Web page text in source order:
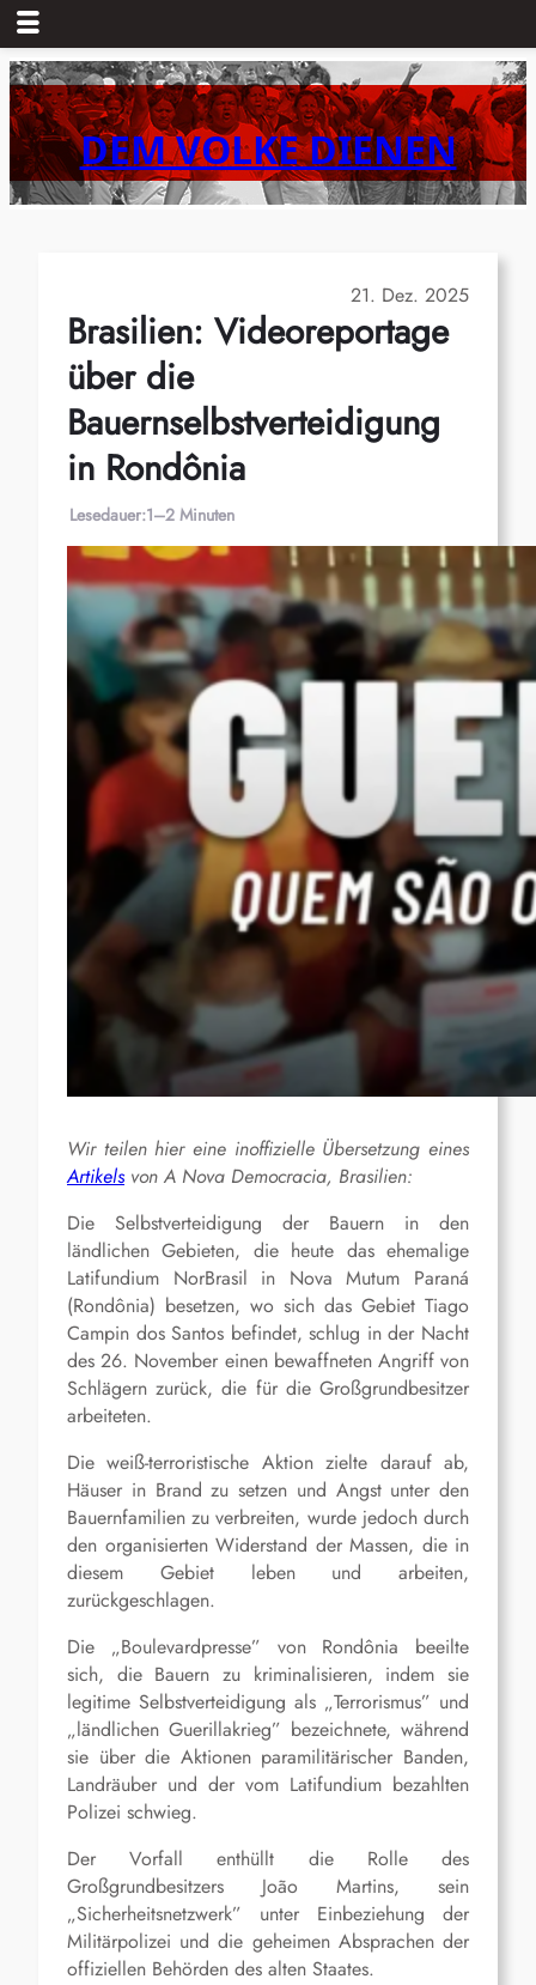
Zum
Inhalt
springenDEM VOLKE DIENEN
21. Dez. 2025
Brasilien: Videoreportage
über die
Bauernselbstverteidigung
in Rondônia
Lesedauer:1–2 Minuten
Wir teilen hier eine inoffizielle Übersetzung eines
Artikelsvon A Nova Democracia, Brasilien:
Die Selbstverteidigung der Bauern in den
ländlichen Gebieten, die heute das ehemalige
Latifundium NorBrasil in Nova Mutum Paraná
(Rondônia) besetzen, wo sich das Gebiet Tiago
Campin dos Santos befindet, schlug in der Nacht
des 26. November einen bewaffneten Angriff von
Schlägern zurück, die für die Großgrundbesitzer
arbeiteten.
Die weiß-terroristische Aktion zielte darauf ab,
Häuser in Brand zu setzen und Angst unter den
Bauernfamilien zu verbreiten, wurde jedoch durch
den organisierten Widerstand der Massen, die in
diesem Gebiet leben und arbeiten,
zurückgeschlagen.
Die „Boulevardpresse” von Rondônia beeilte
sich, die Bauern zu kriminalisieren, indem sie
legitime Selbstverteidigung als „Terrorismus” und
„ländlichen Guerillakrieg” bezeichnete, während
sie über die Aktionen paramilitärischer Banden,
Landräuber und der vom Latifundium bezahlten
Polizei schwieg.
Der Vorfall enthüllt die Rolle des
Großgrundbesitzers João Martins, sein
„Sicherheitsnetzwerk” unter Einbeziehung der
Militärpolizei und die geheimen Absprachen der
offiziellen Behörden des alten Staates.